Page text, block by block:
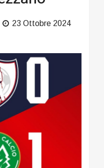
23 Ottobre 2024